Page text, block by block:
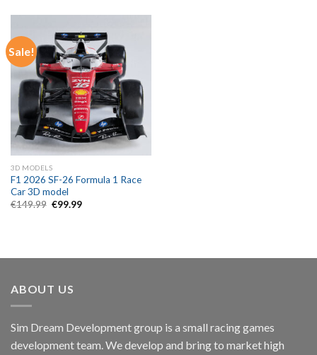
Sale!
3D MODELS
F1 2026 SF-26 Formula 1 Race
Car 3D model
€149.99 Original
€99.99Current
ABOUT US
Sim Dream Development group is a small racing games
development team. We develop and bring to market high